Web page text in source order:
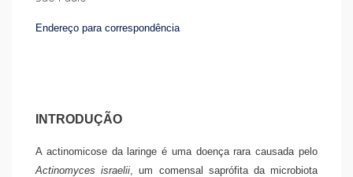
Endereço para correspondência
INTRODUÇÃO
A actinomicose da laringe é uma doença rara causada pelo
Actinomyces israelii , um comensal saprófita da microbiota